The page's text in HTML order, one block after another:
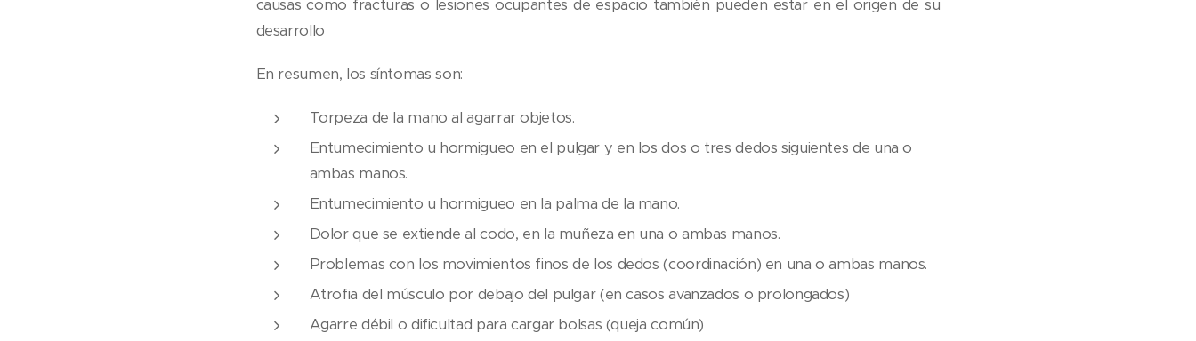
causas como fracturas o lesiones ocupantes de espacio también pueden estar en el origen de su
desarrollo
En resumen, los síntomas son:
Torpeza de la mano al agarrar objetos.
Entumecimiento u hormigueo en el pulgar y en los dos o tres dedos siguientes de una o
ambas manos.
Entumecimiento u hormigueo en la palma de la mano.
Dolor que se extiende al codo, en la muñeza en una o ambas manos.
Problemas con los movimientos finos de los dedos (coordinación) en una o ambas manos.
Atrofia del músculo por debajo del pulgar (en casos avanzados o prolongados)
Agarre débil o dificultad para cargar bolsas (queja común)